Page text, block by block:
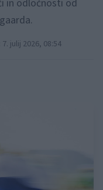
in odločnosti od
julij 2026, 08:54